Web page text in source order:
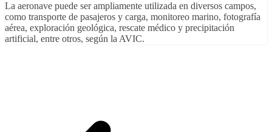
La aeronave puede ser ampliamente utilizada en diversos campos,
como transporte de pasajeros y carga, monitoreo marino, fotografía
aérea, exploración geológica, rescate médico y precipitación
artificial, entre otros, según la AVIC.